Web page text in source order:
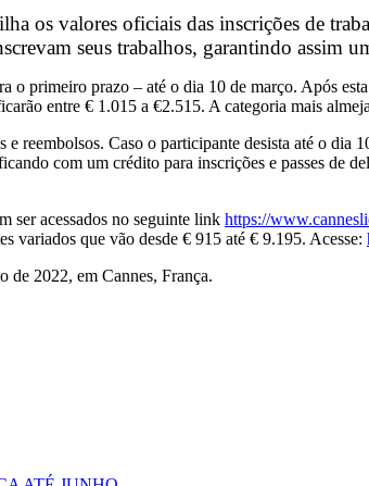
os valores oficiais das inscrições de
seus trabalhos, garantindo assim
primeiro prazo – até o dia 10 de março. Após
entre € 1.015 a €2.515. A categoria mais
reembolsos. Caso o participante desista até o dia
com um crédito para inscrições e passes de
ser acessados no seguinte link https://
variados que vão desde € 915 até € 9.195. Acesse:
de 2022, em Cannes, França.